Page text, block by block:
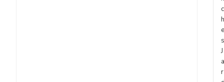
c
h
e
s
J
a
r